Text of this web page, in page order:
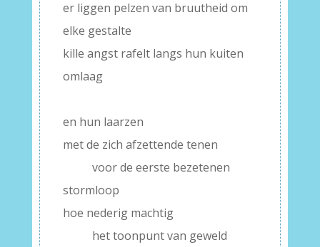
er liggen pelzen van bruutheid om
elke gestalte
kille angst rafelt langs hun kuiten
omlaag
en hun laarzen
met de zich afzettende tenen
voor de eerste bezetenen
stormloop
hoe nederig machtig
het toonpunt van geweld